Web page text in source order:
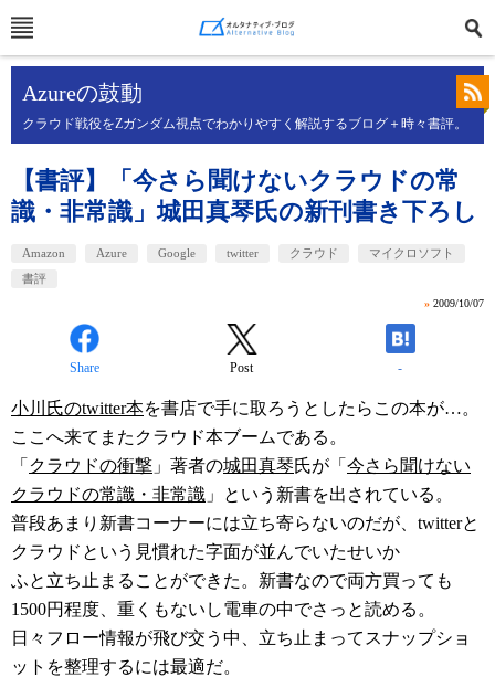
Azureの鼓動
クラウド戦役をZガンダム視点でわかりやすく解説するブログ＋時々書評。
【書評】「今さら聞けないクラウドの常
識・非常識」城田真琴氏の新刊書き下ろし
Amazon Azure Google twitter クラウド
マイクロソフト
書評
» 2009/10/07
Share Post -
小川氏のtwitter本を書店で手に取ろうとしたらこの本が…。
ここへ来てまたクラウド本ブームである。
「 クラウドの衝撃 」著者の城田真琴氏が「 今さら聞けない
クラウドの常識・非常識 」という新書を出されている。
普段あまり新書コーナーには立ち寄らないのだが、twitterと
クラウドという見慣れた字面が並んでいたせいか
ふと立ち止まることができた。新書なので両方買っても
1500円程度、重くもないし電車の中でさっと読める。
日々フロー情報が飛び交う中、立ち止まってスナップショ
ットを整理するには最適だ。